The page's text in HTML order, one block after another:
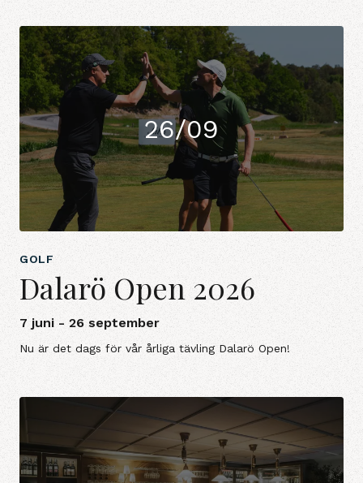
26/09
GOLF
Dalarö Open 2026
7 juni - 26 september
Nu är det dags för vår årliga tävling Dalarö Open!